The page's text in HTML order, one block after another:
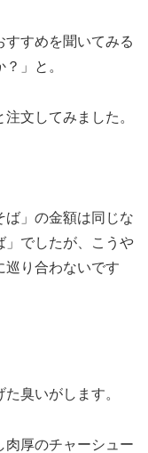
すすめを聞いてみる
」と。
文してみました。
ば」の金額は同じな
」でしたが、こうや
巡り合わないです
臭いがします。
肉厚のチャーシュー